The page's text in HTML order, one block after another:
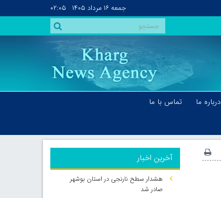
جمعه ۱۶ مرداد ۱۴۰۵ ۰۲:۰۵
درباره ما تماس با ما
آخرین اخبار
هشدار سطح نارنجی در استان بوشهر
صادر شد